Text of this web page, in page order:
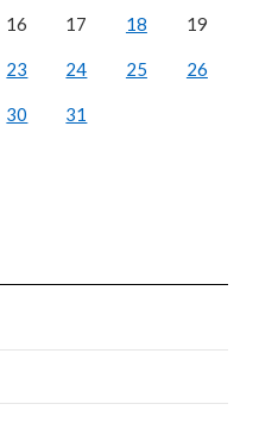
16 17 18 19
23 24 25 26
30
31